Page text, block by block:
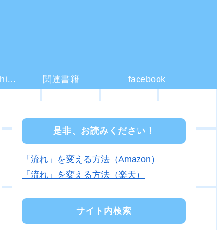
コーチング(coaching)とは？ 関連書籍 facebook
是非、お読みください！
「流れ」を変える方法（Amazon）
「流れ」を変える方法（楽天）
サイト内検索